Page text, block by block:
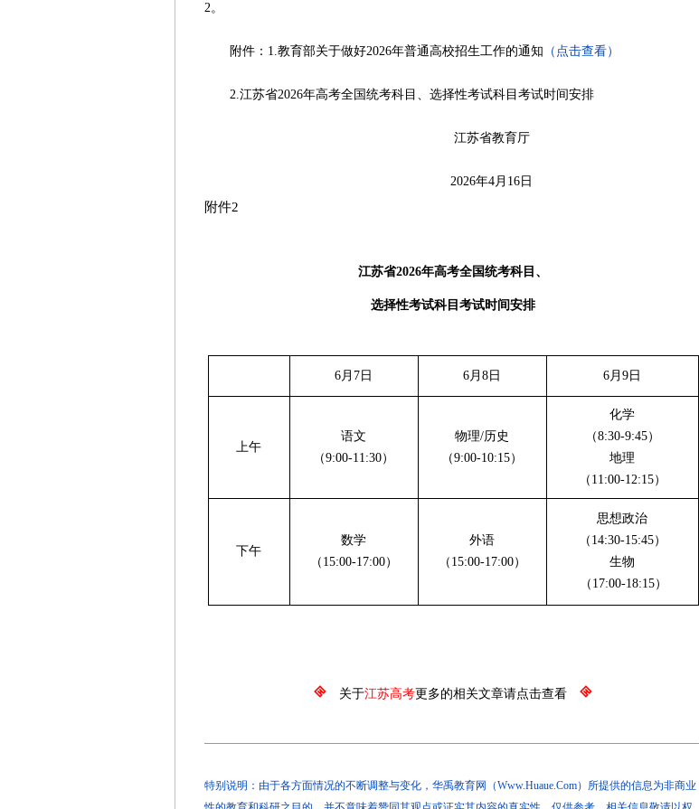
2。
附件：1.教育部关于做好2026年普通高校招生工作的通知 （点击查看）
2.江苏省2026年高考全国统考科目、选择性考试科目考试时间安排
江苏省教育厅
2026年4月16日
附件2
江苏省2026年高考全国统考科目、
选择性考试科目考试时间安排
6月7日 6月8日 6月9日
上午
语文
（9:00-11:30）
物理/历史
（9:00-10:15）
化学
（8:30-9:45）
地理
（11:00-12:15）
下午
数学
（15:00-17:00）
外语
（15:00-17:00）
思想政治
（14:30-15:45）
生物
（17:00-18:15）
关于江苏高考更多的相关文章请点击查看
特别说明：由于各方面情况的不断调整与变化，华禹教育网（Www.Huaue.Com）所提供的信息为非商业